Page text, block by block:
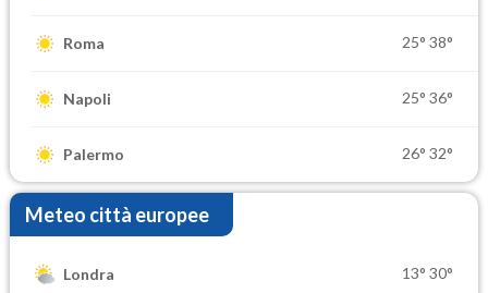
Roma 25° 38°
Napoli 25° 36°
Palermo 26° 32°
Meteo città europee
Londra 13° 30°